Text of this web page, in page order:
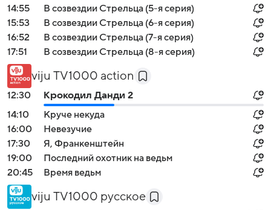
14:55
В созвездии Стрельца (5-я серия)
15:53
В созвездии Стрельца (6-я серия)
16:52
В созвездии Стрельца (7-я серия)
17:51
В созвездии Стрельца (8-я серия)
viju TV1000 action
12:30
Крокодил Данди 2
14:10
Круче некуда
16:00
Невезучие
17:30
Я, Франкенштейн
19:00
Последний охотник на ведьм
20:45
Время ведьм
viju TV1000 русское